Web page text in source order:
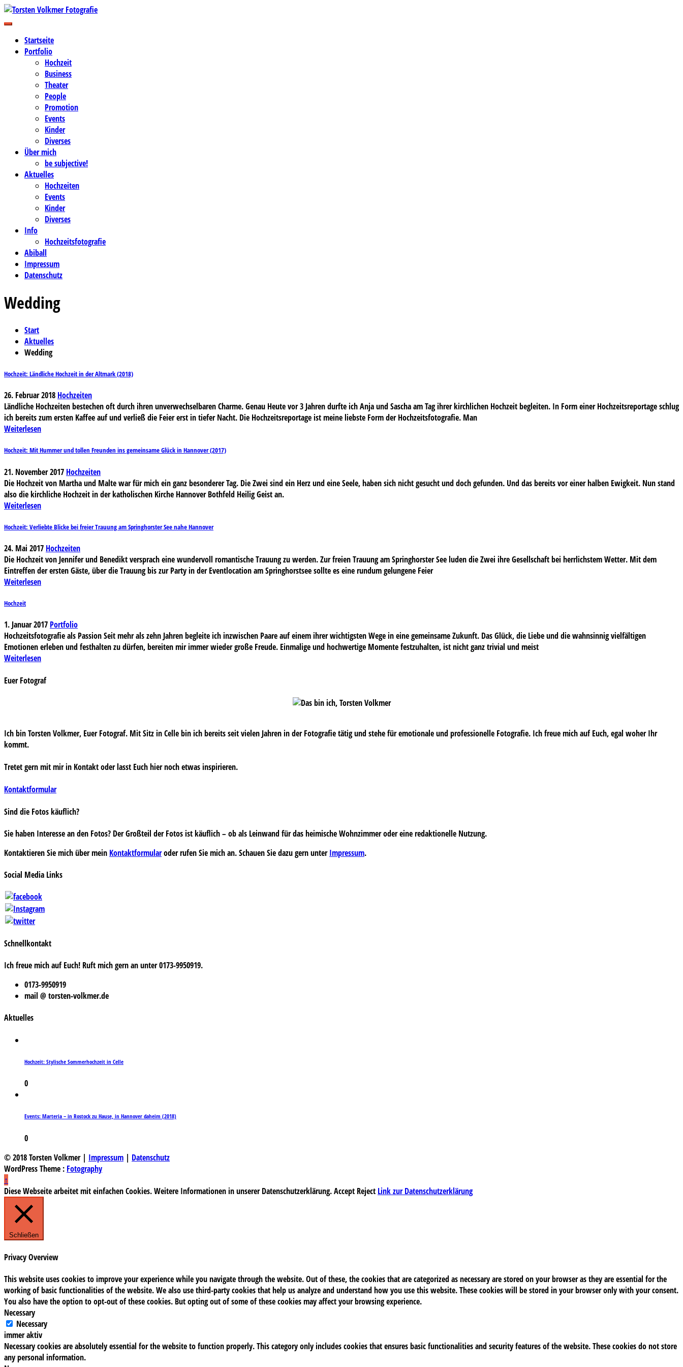
Zum
Inhalt
Torsten Volkmer Fotografie
Business-, Portrait- und Hochzeitsfotografie
Startseite
Portfolio
Hochzeit
Business
Theater
People
Promotion
Events
Kinder
Diverses
Über mich
be subjective!
Aktuelles
Hochzeiten
Events
Kinder
Diverses
Info
Hochzeitsfotografie
Abiball
Impressum
Datenschutz
Wedding
Start
Aktuelles
Wedding
Hochzeit: Ländliche Hochzeit in der Altmark (2018)
26. Februar 2018 Hochzeiten
Ländliche Hochzeiten bestechen oft durch ihren unverwechselbaren Charme. Genau Heute vor 3 Jahren durfte ich Anja und Sascha am Tag ihrer kirchlichen Hochzeit begleiten. In Form einer Hochzeitsreportage schlug
ich bereits zum ersten Kaffee auf und verließ die Feier erst in tiefer Nacht. Die Hochzeitsreportage ist meine liebste Form der Hochzeitsfotografie. Man
Weiterlesen
Hochzeit: Mit Hummer und tollen Freunden ins gemeinsame Glück in Hannover (2017)
21. November 2017 Hochzeiten
Die Hochzeit von Martha und Malte war für mich ein ganz besonderer Tag. Die Zwei sind ein Herz und eine Seele, haben sich nicht gesucht und doch gefunden. Und das bereits vor einer halben Ewigkeit. Nun stand
also die kirchliche Hochzeit in der katholischen Kirche Hannover Bothfeld Heilig Geist an.
Weiterlesen
Hochzeit: Verliebte Blicke bei freier Trauung am Springhorster See nahe Hannover
24. Mai 2017 Hochzeiten
Die Hochzeit von Jennifer und Benedikt versprach eine wundervoll romantische Trauung zu werden. Zur freien Trauung am Springhorster See luden die Zwei ihre Gesellschaft bei herrlichstem Wetter. Mit dem
Eintreffen der ersten Gäste, über die Trauung bis zur Party in der Eventlocation am Springhorstsee sollte es eine rundum gelungene Feier
Weiterlesen
Hochzeit
1. Januar 2017 Portfolio
Hochzeitsfotografie als Passion Seit mehr als zehn Jahren begleite ich inzwischen Paare auf einem ihrer wichtigsten Wege in eine gemeinsame Zukunft. Das Glück, die Liebe und die wahnsinnig vielfältigen
Emotionen erleben und festhalten zu dürfen, bereiten mir immer wieder große Freude. Einmalige und hochwertige Momente festzuhalten, ist nicht ganz trivial und meist
Weiterlesen
Euer Fotograf
Ich bin Torsten Volkmer, Euer Fotograf. Mit Sitz in Celle bin ich bereits seit vielen Jahren in der Fotografie tätig und stehe für emotionale und professionelle Fotografie. Ich freue mich auf Euch, egal woher Ihr
kommt.
Tretet gern mit mir in Kontakt oder lasst Euch hier noch etwas inspirieren.
Kontaktformular
Sind die Fotos käuflich?
Sie haben Interesse an den Fotos? Der Großteil der Fotos ist käuflich – ob als Leinwand für das heimische Wohnzimmer oder eine redaktionelle Nutzung.
Kontaktieren Sie mich über mein Kontaktformularoder rufen Sie mich an. Schauen Sie dazu gern unterImpressum.
Social Media Links
Schnellkontakt
Ich freue mich auf Euch! Ruft mich gern an unter 0173-9950919.
0173-9950919
mail @ torsten-volkmer.de
Aktuelles
Hochzeit: Stylische Sommerhochzeit in Celle
0
Events: Marteria – in Rostock zu Hause, in Hannover daheim (2018)
0
© 2018 Torsten Volkmer | Impressum | Datenschutz
WordPress Theme : Fotography
↑
Diese Webseite arbeitet mit einfachen Cookies. Weitere Informationen in unserer Datenschutzerklärung.Accept Reject Link zur Datenschutzerklärung
Schließen
Privacy Overview
This website uses cookies to improve your experience while you navigate through the website. Out of these, the cookies that are categorized as necessary are stored on your browser as they are essential for the
working of basic functionalities of the website. We also use third-party cookies that help us analyze and understand how you use this website. These cookies will be stored in your browser only with your consent.
You also have the option to opt-out of these cookies. But opting out of some of these cookies may affect your browsing experience.
Necessary
Necessary
immer aktiv
Necessary cookies are absolutely essential for the website to function properly. This category only includes cookies that ensures basic functionalities and security features of the website. These cookies do not store
any personal information.